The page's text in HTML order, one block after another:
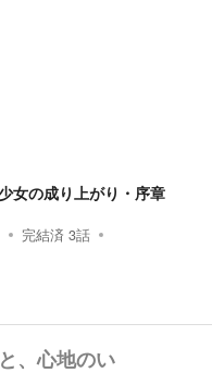
女の成り上がり・序章
完結済 3話
、心地のい